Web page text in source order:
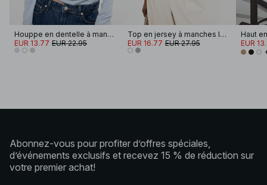
Houppe en dentelle à manches longues
EUR 13.77 EUR 22.95
Top en jersey à manches longues
EUR 16.77 EUR 27.95
EUR
Abonnez-vous pour profiter d’offres spéciales,
d’événements exclusifs et recevez 15 % de réduction sur
votre premier achat!